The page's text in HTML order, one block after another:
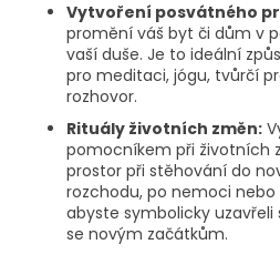
Vytvoření posvátného
promění váš byt či dům v
vaší duše. Je to ideální
pro meditaci, jógu, tvůrčí
rozhovor.
Rituály životních změn:
pomocníkem při životních
prostor při stěhování do
rozchodu, po nemoci
abyste symbolicky
se novým začátkům.